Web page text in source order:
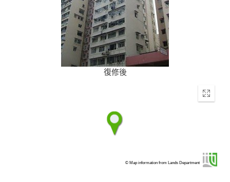
復修後
Enter
© Map information from Lands Department